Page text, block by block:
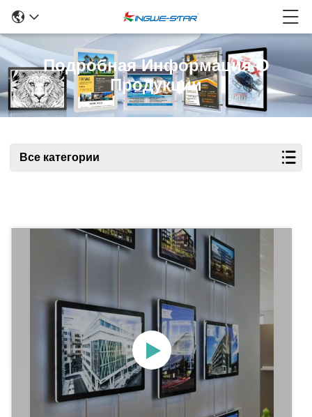
Подробная Информация О
Продукции
Все категории